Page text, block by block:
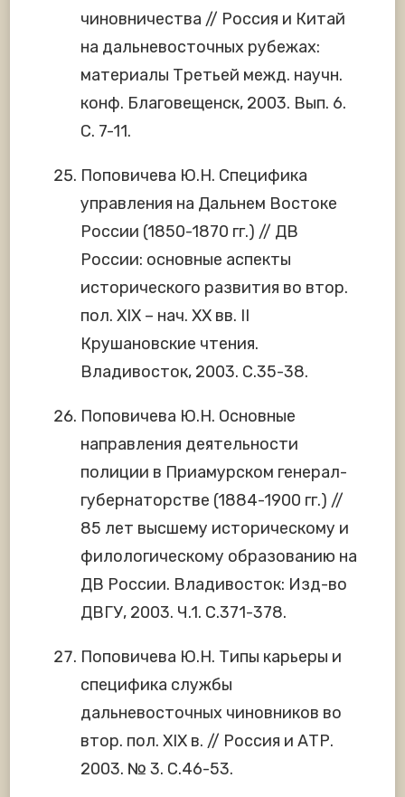
чиновничества // Россия и Китай
на дальневосточных рубежах:
материалы Третьей межд. научн.
конф. Благовещенск, 2003. Вып. 6.
С. 7-11.
Поповичева Ю.Н. Специфика
управления на Дальнем Востоке
России (1850-1870 гг.) // ДВ
России: основные аспекты
исторического развития во втор.
пол. XIX – нач. XX вв. II
Крушановские чтения.
Владивосток, 2003. С.35-38.
Поповичева Ю.Н. Основные
направления деятельности
полиции в Приамурском генерал-
губернаторстве (1884-1900 гг.) //
85 лет высшему историческому и
филологическому образованию на
ДВ России. Владивосток: Изд-во
ДВГУ, 2003. Ч.1. С.371-378.
Поповичева Ю.Н. Типы карьеры и
специфика службы
дальневосточных чиновников во
втор. пол. XIX в. // Россия и АТР.
2003. № 3. С.46-53.